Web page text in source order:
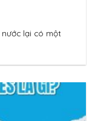
lại có một